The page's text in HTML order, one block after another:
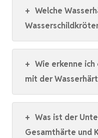
+ Welche
+ Wie erkenne
mit der
+ Was ist der
Gesamthärte und